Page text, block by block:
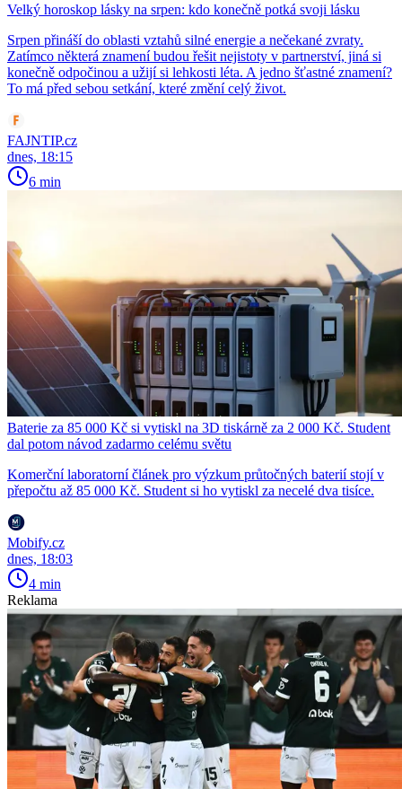
Velký horoskop lásky na srpen: kdo konečně potká svoji lásku
Srpen přináší do oblasti vztahů silné energie a nečekané zvraty.
Zatímco některá znamení budou řešit nejistoty v partnerství, jiná si
konečně odpočinou a užijí si lehkosti léta. A jedno šťastné znamení?
To má před sebou setkání, které změní celý život.
FAJNTIP.cz
dnes, 18:15
6 min
Baterie za 85 000 Kč si vytiskl na 3D tiskárně za 2 000 Kč. Student
dal potom návod zadarmo celému světu
Komerční laboratorní článek pro výzkum průtočných baterií stojí v
přepočtu až 85 000 Kč. Student si ho vytiskl za necelé dva tisíce.
Mobify.cz
dnes, 18:03
4 min
Reklama